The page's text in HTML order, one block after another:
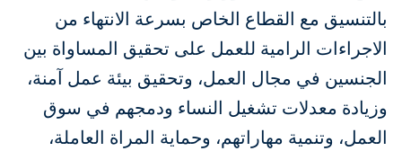
بالتنسيق مع القطاع الخاص بسرعة الانتهاء من
الاجراءات الرامية للعمل على تحقيق المساواة بين
الجنسين في مجال العمل، وتحقيق بيئة عمل آمنة،
وزيادة معدلات تشغيل النساء ودمجهم في سوق
العمل، وتنمية مهاراتهم، وحماية المراة العاملة،